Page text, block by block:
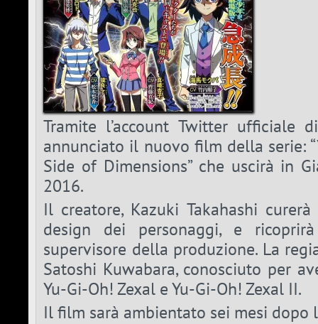
Tramite l’account Twitter ufficiale
annunciato il nuovo film della serie:
Side of Dimensions” che uscirà in
2016.
Il creatore, Kazuki Takahashi
design dei personaggi, e
supervisore della produzione. La
Satoshi Kuwabara, conosciuto per
Yu-Gi-Oh! Zexal e Yu-Gi-Oh! Zexal II.
Il film sarà ambientato sei mesi dopo